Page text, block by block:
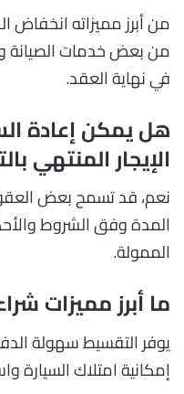
من أبرز مميزاته انخفاض
من بعض خدمات الصيانة
في نهاية العقد.
هل يمكن إعادة
الإيجار المنتهي
نعم، قد تسمح بعض
المدة وفق الشروط
الممولة.
ما أبرز مميزات
يوفر التقسيط سهولة
إمكانية امتلاك السيارة